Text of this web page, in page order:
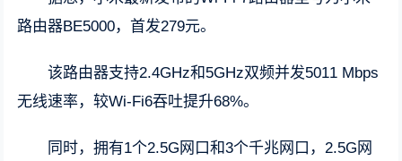
路由器BE5000，首发279元。
该路由器支持2.4GHz和5GHz双频并发5011 Mbps
无线速率，较Wi-Fi6吞吐提升68%。
同时，拥有1个2.5G网口和3个千兆网口，2.5G网